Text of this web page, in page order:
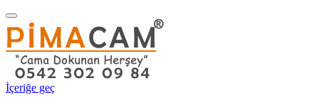
Navigasyonu
değiştir
İçeriğe geç